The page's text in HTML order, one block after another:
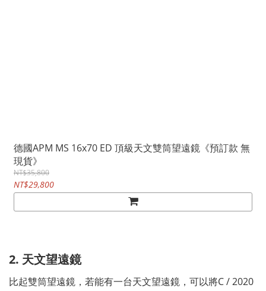
德國APM MS 16x70 ED 頂級天文雙筒望遠鏡《預訂款 無
現貨》
NT$35,800
NT$29,800
2. 天文望遠鏡
比起雙筒望遠鏡，若能有一台天文望遠鏡，可以將C / 2020